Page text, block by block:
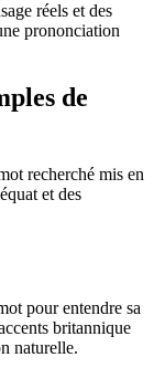
réels et des
prononciation
de
recherché mis en
et des
pour entendre sa
britannique
naturelle.